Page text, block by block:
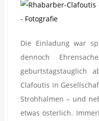
Die Einladung war
dennoch
geburtstagstauglich
Clafoutis in
Strohhalmen – und
etwas österlich.